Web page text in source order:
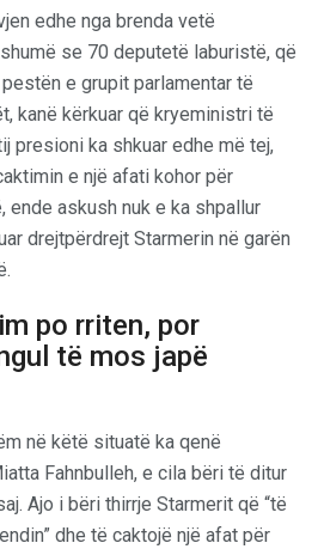
edhe nga brenda vetë
se 70 deputetë laburistë, që
e grupit parlamentar të
kanë kërkuar që kryeministri të
presioni ka shkuar edhe më tej,
e një afati kohor për
ende askush nuk e ka shpallur
drejtpërdrejt Starmerin në garën
po rriten, por
të mos japë
në këtë situatë ka qenë
Fahnbulleh, e cila bëri të ditur
Ajo i bëri thirrje Starmerit që “të
dhe të caktojë një afat për